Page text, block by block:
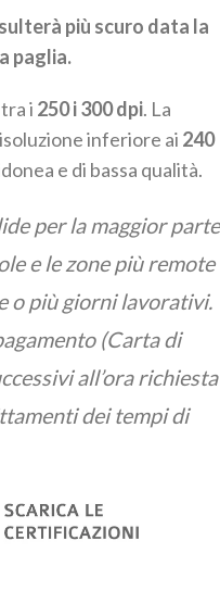
più scuro data la
paglia.
i 250 i 300 dpi. La
inferiore ai 240
e di bassa qualità.
per la maggior parte
e le zone più remote
o più giorni lavorativi.
(Carta di
all’ora richiesta
dei tempi di